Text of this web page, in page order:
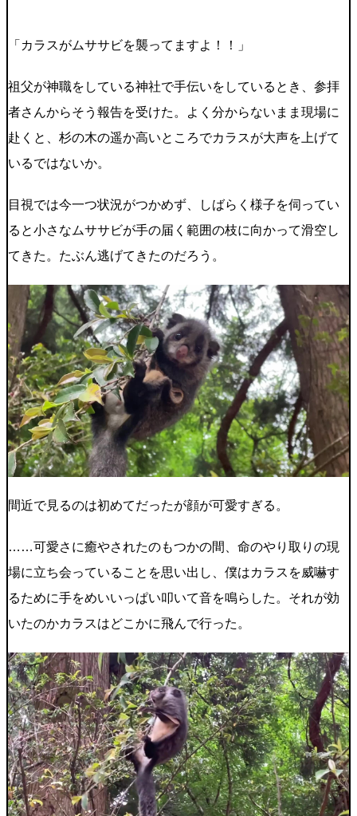
「カラスがムササビを襲ってますよ！！」
祖父が神職をしている神社で手伝いをしているとき、参拝
者さんからそう報告を受けた。よく分からないまま現場に
赴くと、杉の木の遥か高いところでカラスが大声を上げて
いるではないか。
目視では今一つ状況がつかめず、しばらく様子を伺ってい
ると小さなムササビが手の届く範囲の枝に向かって滑空し
てきた。たぶん逃げてきたのだろう。
間近で見るのは初めてだったが顔が可愛すぎる。
……可愛さに癒やされたのもつかの間、命のやり取りの現
場に立ち会っていることを思い出し、僕はカラスを威嚇す
るために手をめいいっぱい叩いて音を鳴らした。それが効
いたのかカラスはどこかに飛んで行った。